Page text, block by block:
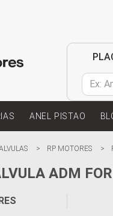
ANEL PISTAO
RP MOTORES
ADM